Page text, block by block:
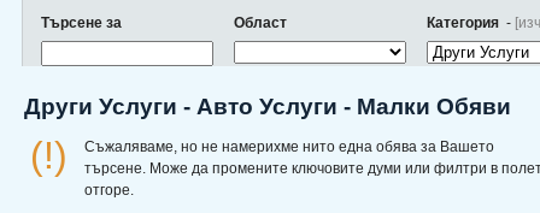
Търсене за Област Категория -
Други Услуги - Авто Услуги - Малки Обяви
(!)
Съжаляваме, но не намерихме нито една обява за Вашето
търсене. Може да промените ключовите думи или филтри в
отгоре.